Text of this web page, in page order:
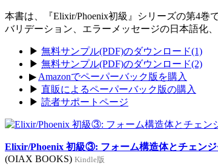
本書は、『Elixir/Phoenix初級』シリーズの第4巻
バリデーション、エラーメッセージの日本語化
▶ 無料サンプル(PDF)のダウンロード(1)
▶ 無料サンプル(PDF)のダウンロード(2)
▶ Amazonでペーパーバック版を購入
▶ 直販によるペーパーバック版の購入
▶ 読者サポートページ
Elixir/Phoenix 初級③: フォーム構造体とチェンジ
(OIAX BOOKS) Kindle版